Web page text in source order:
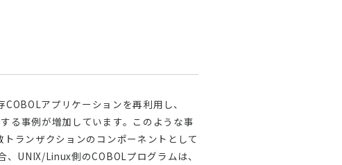
アプリケーションを再利用し、
る事例が増加しています。このような事
ランザクションのコンポーネントとして
UNIX/Linux側のCOBOLプログラムは、